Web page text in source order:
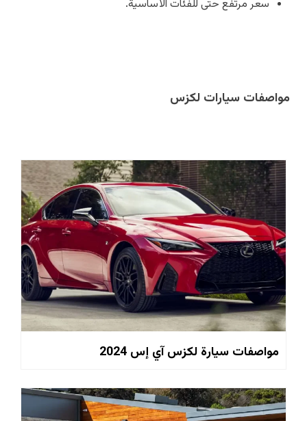
سعر مرتفع حتى للفئات الأساسية.
مواصفات سيارات لكزس
مواصفات سيارة لكزس آي إس 2024